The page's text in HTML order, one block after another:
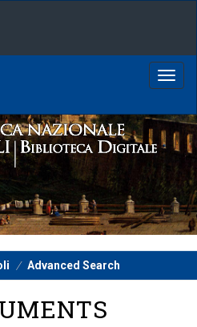
Advanced Search